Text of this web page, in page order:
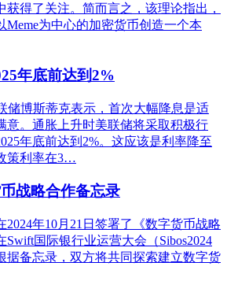
获得了关注。简而言之，该理论指出，
Meme为中心的加密货币创造一个本
年底前达到2%
储博斯蒂克表示，首次大幅降息是适
意。通胀上升时美联储将采取积极行
年底前达到2%。这应该是利率降至
策利率在3…
战略合作备忘录
年10月21日签署了《数字货币战略
国际银行业运营大会（Sibos2024
据备忘录，双方将共同探索建立数字货